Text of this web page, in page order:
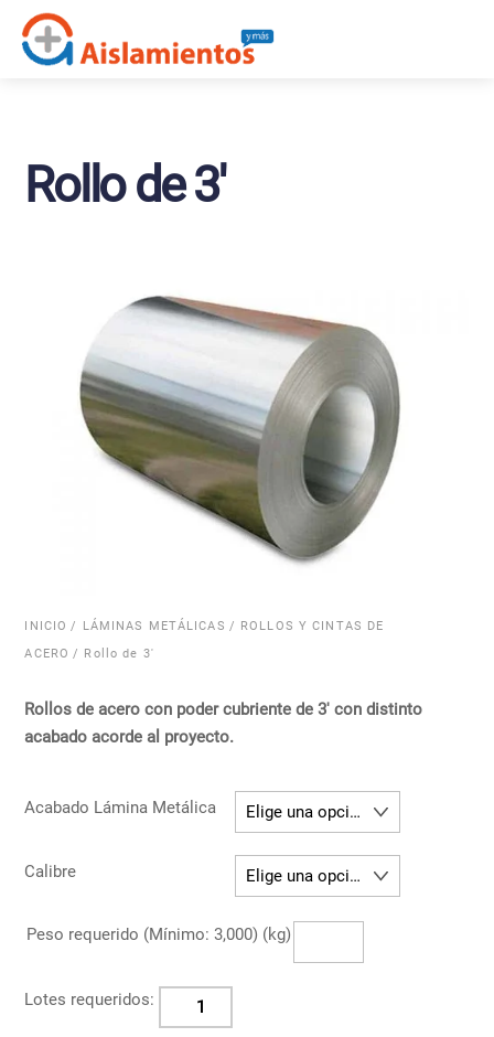
content
Rollo de 3′
INICIO / LÁMINAS METÁLICAS /
ROLLOS Y CINTAS DE
ACERO / Rollo de 3′
Rollos de acero con poder cubriente de 3′ con distinto
acabado acorde al proyecto.
Acabado Lámina Metálica
Calibre
Peso requerido (Mínimo: 3,000) (kg)
de